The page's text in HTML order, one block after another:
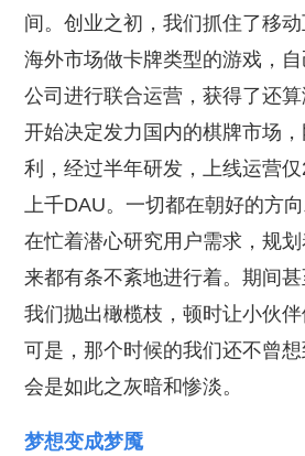
间。创业之初，我们抓住了移
海外市场做卡牌类型的游戏，
公司进行联合运营，获得了还
开始决定发力国内的棋牌市场
利，经过半年研发，上线运营
上千DAU。一切都在朝好的方
在忙着潜心研究用户需求，规
来都有条不紊地进行着。期间
我们抛出橄榄枝，顿时让小伙伴
可是，那个时候的我们还不曾
会是如此之灰暗和惨淡。
梦想变成梦魇